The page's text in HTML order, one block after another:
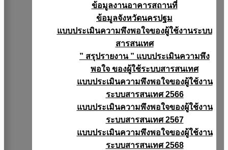
ข้อมูลงานอาคารสถานที่
ข้อมูลจังหวัดนครปฐม
แบบประเมินความพึงพอใจของผู้ใช้งานระบบ
สารสนเทศ
” สรุปรายงาน ” แบบประเมินความพึง
พอใจ ของผู้ใช้ระบบสารสนเทศ
แบบประเมินความพึงพอใจของผู้ใช้งาน
ระบบสารสนเทศ 2566
แบบประเมินความพึงพอใจของผู้ใช้งาน
ระบบสารสนเทศ 2567
แบบประเมินความพึงพอใจของผู้ใช้งาน
ระบบสารสนเทศ 2568